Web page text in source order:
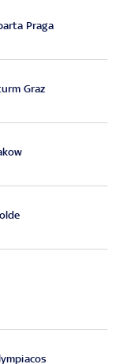
Praga
Graz